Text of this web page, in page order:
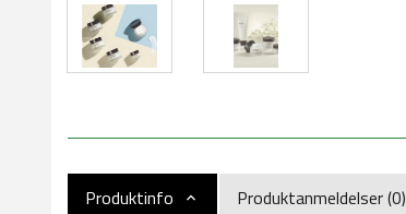
Produktinfo Produktanmeldelser (0)